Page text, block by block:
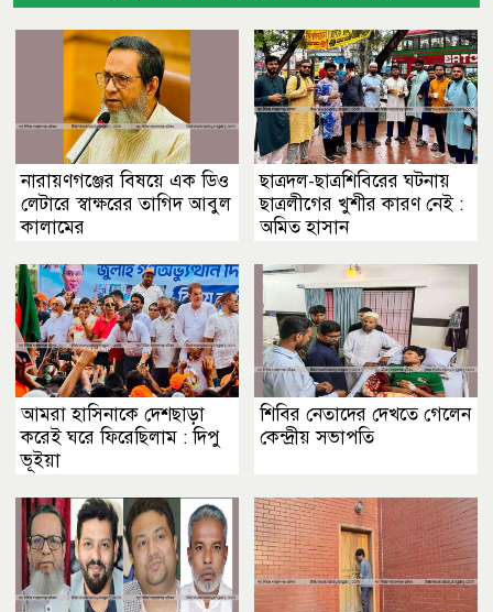
নারায়ণগঞ্জের বিষয়ে এক ডিও
লেটারে স্বাক্ষরের তাগিদ আবুল
কালামের
ছাত্রদল-ছাত্রশিবিরের ঘটনায়
ছাত্রলীগের খুশীর কারণ নেই :
অমিত হাসান
আমরা হাসিনাকে দেশছাড়া
করেই ঘরে ফিরেছিলাম : দিপু
ভূইয়া
শিবির নেতাদের দেখতে গেলেন
কেন্দ্রীয় সভাপতি